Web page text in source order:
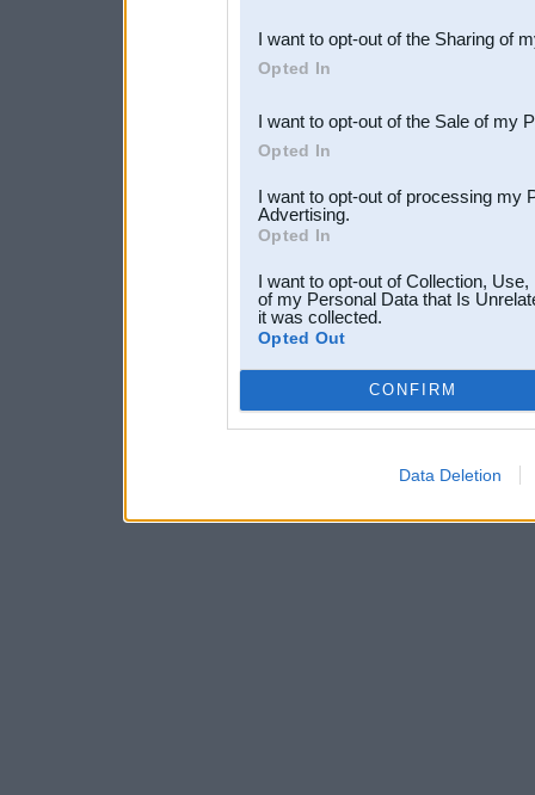
Downstream Participants
third parties.
I want to opt-out of the Sharing of
Opted In
I want to opt-out of the Sale of my
Opted In
I want to opt-out of processing my
Advertising.
Opted In
I want to opt-out of Collection,
of my Personal Data that Is
it was collected.
Opted Out
CONFIRM
Data Deletion